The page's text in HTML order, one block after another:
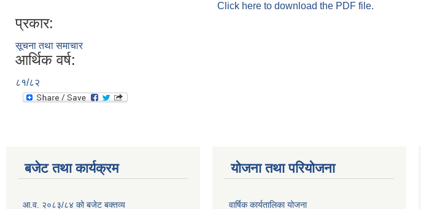
Click here to download the PDF file.
प्रकार:
सूचना तथा समाचार
आर्थिक वर्ष:
८१/८२
बजेट तथा कार्यक्रम
आ.व. २०८३/८४ को बजेट बक्तव्य
योजना तथा परियोजना
वार्षिक कार्यतालिका योजना